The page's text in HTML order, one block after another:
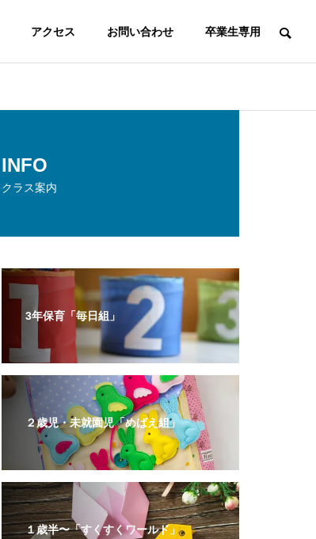
アクセス お問い合わせ 卒業生専用
INFO
クラス案内
3年保育「毎日組」
２歳児・未就園児「めばえ組」
１歳半〜「すくすくワールド」